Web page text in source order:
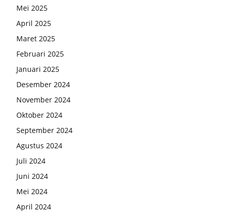
Mei 2025
April 2025
Maret 2025
Februari 2025
Januari 2025
Desember 2024
November 2024
Oktober 2024
September 2024
Agustus 2024
Juli 2024
Juni 2024
Mei 2024
April 2024